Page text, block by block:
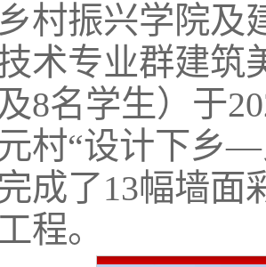
村振兴学院及
术专业群建筑
8名学生）于
村“设计下乡
成了13幅墙面
程。